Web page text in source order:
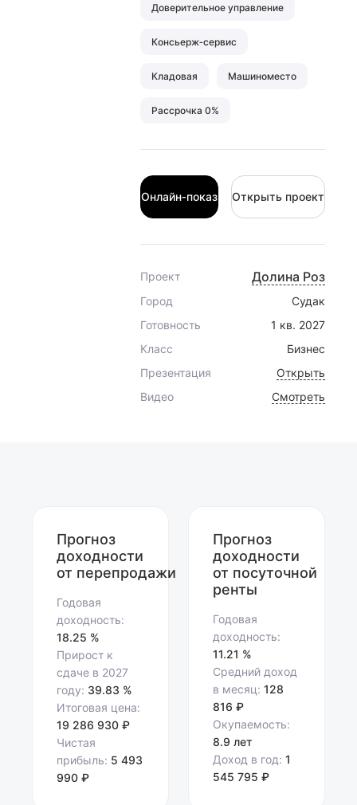
Доверительное управление
Консьерж‑сервис
Кладовая Машиноместо
Рассрочка 0%
Онлайн‑показ
Онлайн‑показ
Открыть проект
Открыть проект
Проект Долина Роз
Город
Судак
Готовность
1 кв. 2027
Класс
Бизнес
Презентация
Открыть
Видео
Смотреть
Прогноз
доходности
от перепродажи
Годовая
доходность:
18.25 %
Прирост к
сдаче в 2027
году: 39.83 %
Итоговая цена:
19 286 930 ₽
Чистая
прибыль: 5 493
990 ₽
Прогноз
доходности
от посуточной
ренты
Годовая
доходность:
11.21 %
Средний доход
в месяц: 128
816 ₽
Окупаемость:
8.9 лет
Доход в год: 1
545 795 ₽